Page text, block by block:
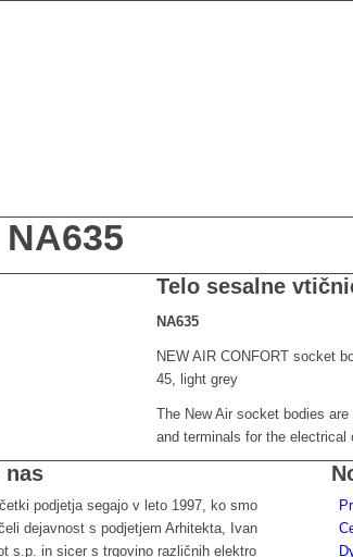
Telo sesalne
NA635
NEW AIR CONFORT socket
45, light grey
The New Air socket bodies
and terminals for the electrical
nas
podjetja segajo v leto 1997, ko smo
dejavnost s podjetjem Arhitekta, Ivan
s.p. in sicer s trgovino različnih elektro